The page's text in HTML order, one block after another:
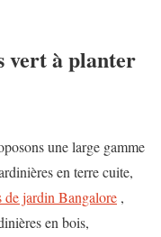
vert à planter
une large gamme
en terre cuite,
de jardin Bangalore ,
en bois,